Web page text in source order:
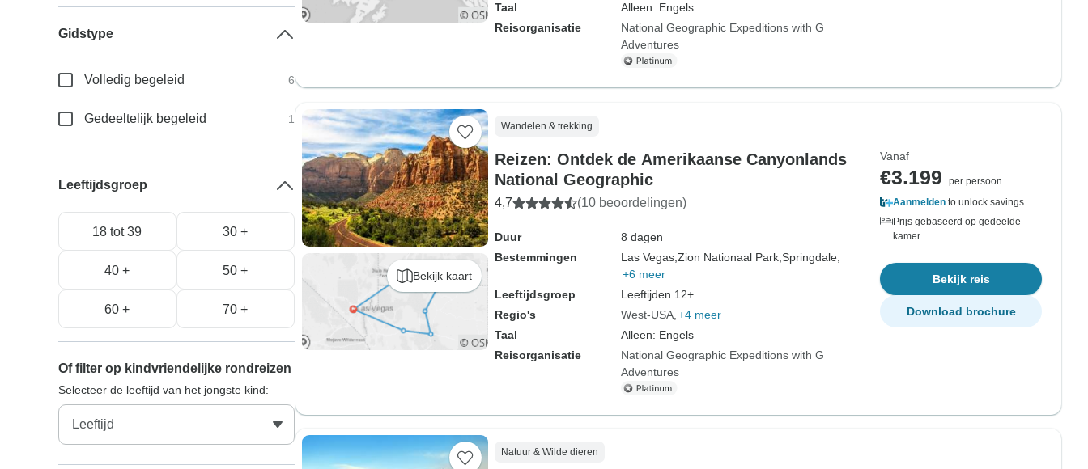
Taal
Alleen: Engels
Reisorganisatie
National Geographic Expeditions with G
Adventures
Bekijk kaart
Wandelen & trekking
Reizen: Ontdek de Amerikaanse Canyonlands
National Geographic
4,7 (10 beoordelingen)
Duur
8 dagen
Bestemmingen
Las Vegas, Zion Nationaal Park, Springdale,
+6 meer
Leeftijdsgroep
Leeftijden 12+
Regio's
West-USA +4 meer
Taal
Alleen: Engels
Reisorganisatie
National Geographic Expeditions with G
Adventures
Vanaf
€3.199
per persoon
Aanmelden to unlock savings
Prijs gebaseerd op gedeelde
kamer
Bekijk reis
Download brochure
Natuur & Wilde dieren
Gidstype
Volledig begeleid 6
Gedeeltelijk begeleid 1
Leeftijdsgroep
18 tot 39 30 +
40 + 50 +
60 + 70 +
Of filter op kindvriendelijke rondreizen
Selecteer de leeftijd van het jongste kind: